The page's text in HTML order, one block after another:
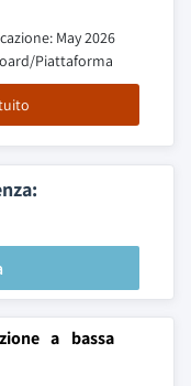
May 2026
Piattaforma
a bassa